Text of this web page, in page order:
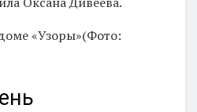
«Узоры»(Фото: